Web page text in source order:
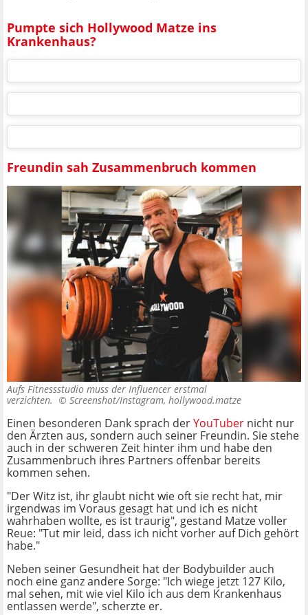
Pumpte sich Hollywood Matze ins
Krankenhaus?
Freundin sah Zusammenbruch kommen
Aufs Fitnessstudio muss der Influencer erstmal
verzichten. © Screenshot/Instagram, hollywood.matze
Einen besonderen Dank sprach derYouTuber nicht nur
den Ärzten aus, sondern auch seiner Freundin. Sie stehe
auch in der schweren Zeit hinter ihm und habe den
Zusammenbruch ihres Partners offenbar bereits
kommen sehen.
"Der Witz ist, ihr glaubt nicht wie oft sie recht hat, mir
irgendwas im Voraus gesagt hat und ich es nicht
wahrhaben wollte, es ist traurig", gestand Matze voller
Reue: "Tut mir leid, dass ich nicht vorher auf Dich gehört
habe."
Neben seiner Gesundheit hat der Bodybuilder auch
noch eine ganz andere Sorge: "Ich wiege jetzt 127 Kilo,
mal sehen, mit wie viel Kilo ich aus dem Krankenhaus
entlassen werde", scherzte er.